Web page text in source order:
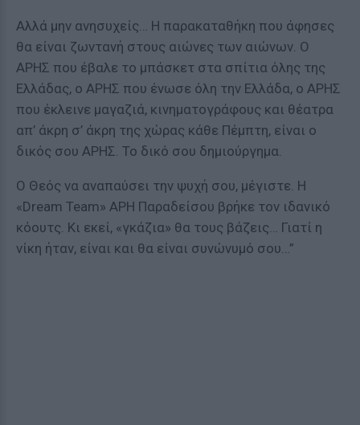
Αλλά μην ανησυχείς… Η παρακαταθήκη που άφησες
θα είναι ζωντανή στους αιώνες των αιώνων. Ο
ΑΡΗΣ που έβαλε το μπάσκετ στα σπίτια όλης της
Ελλάδας, ο ΑΡΗΣ που ένωσε όλη την Ελλάδα, ο ΑΡΗΣ
που έκλεινε μαγαζιά, κινηματογράφους και θέατρα
απ’ άκρη σ’ άκρη της χώρας κάθε Πέμπτη, είναι ο
δικός σου ΑΡΗΣ. Το δικό σου δημιούργημα.
Ο Θεός να αναπαύσει την ψυχή σου, μέγιστε. Η
«Dream Team» ΑΡΗ Παραδείσου βρήκε τον ιδανικό
κόουτς. Κι εκεί, «γκάζια» θα τους βάζεις… Γιατί η
νίκη ήταν, είναι και θα είναι συνώνυμό σου…”